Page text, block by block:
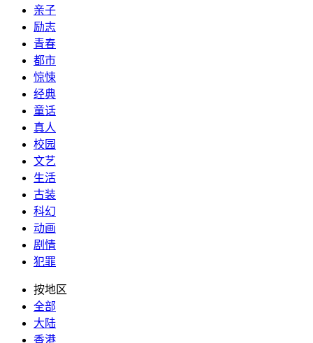
亲子
励志
青春
都市
惊悚
经典
童话
真人
校园
文艺
生活
古装
科幻
动画
剧情
犯罪
按地区
全部
大陆
香港